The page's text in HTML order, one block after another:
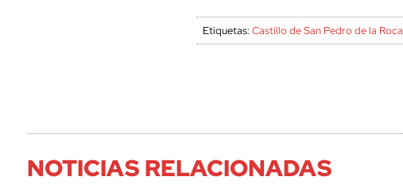
Etiquetas:Castillo de San Pedro de la Roca
NOTICIAS RELACIONADAS